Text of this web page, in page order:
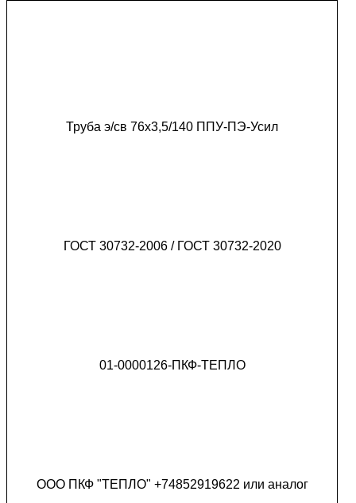
Труба э/св 76х3,5/140 ППУ-ПЭ-Усил
ГОСТ 30732-2006 / ГОСТ 30732-2020
01-0000126-ПКФ-ТЕПЛО
ООО ПКФ "ТЕПЛО" +74852919622 или аналог